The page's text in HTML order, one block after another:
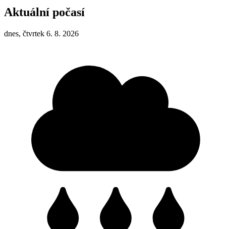
Aktuální počasí
dnes, čtvrtek 6. 8. 2026